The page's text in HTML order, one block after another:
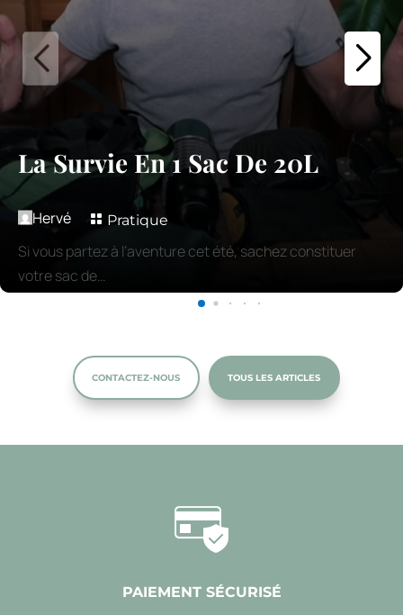
La Survie En 1 Sac De 20L
Hervé  Pratique
Si vous partez à l’aventure cet été, sachez constituer
votre sac de…
CONTACTEZ-NOUS TOUS LES ARTICLES
PAIEMENT SÉCURISÉ